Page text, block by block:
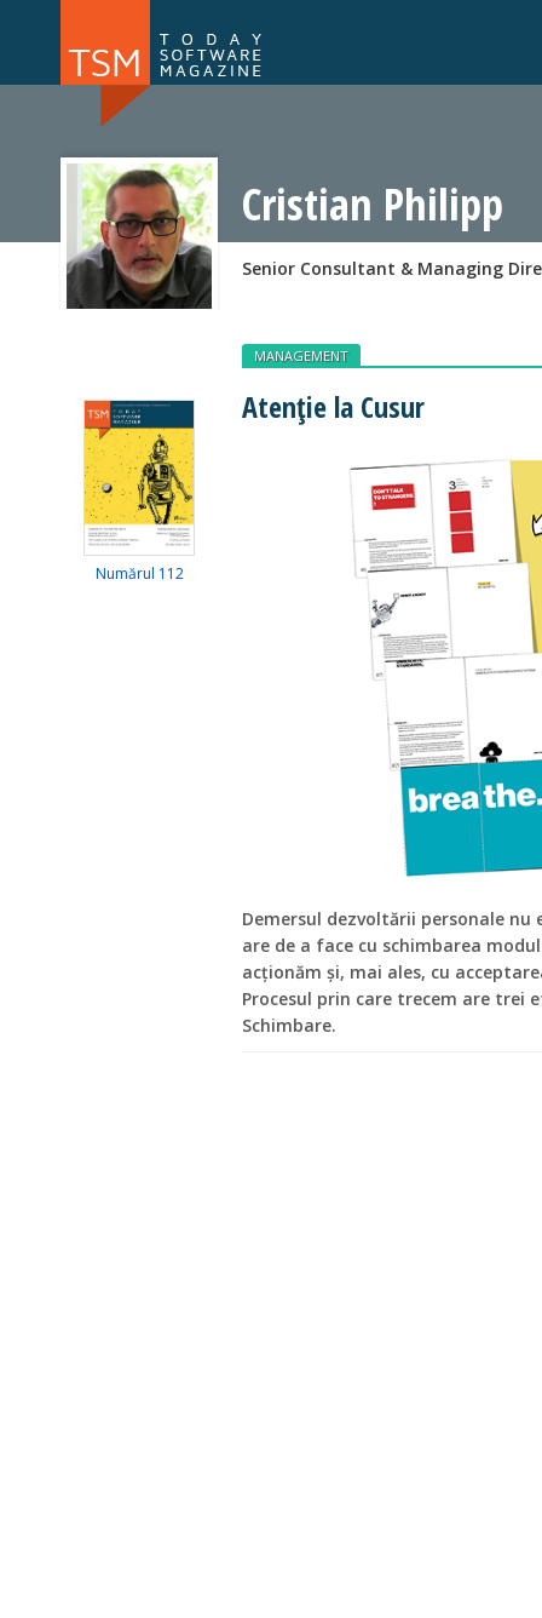
NOU
Cristian Philipp
Senior Consultant & Managing
Numărul 112
MANAGEMENT
Atenție la Cusur
Demersul dezvoltării personale
are de a face cu schimbarea
acționăm și, mai ales, cu
Procesul prin care trecem are trei
Schimbare.